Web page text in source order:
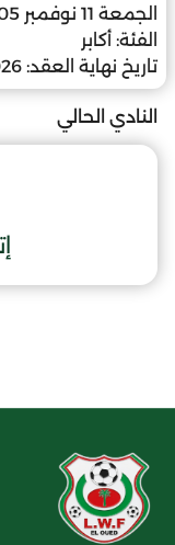
الجمعة 11 نوفمبر 2005
الفئة: أكابر
تاريخ نهاية العقد: 15
النادي الحالي